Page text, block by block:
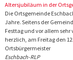
Altersjubiläum in der
Die Ortsgemeinde
Jahre. Seitens der
Festtag und vor allem
herzlich, am Freitag den
Ortsbürgermeister
Eschbach-RLP